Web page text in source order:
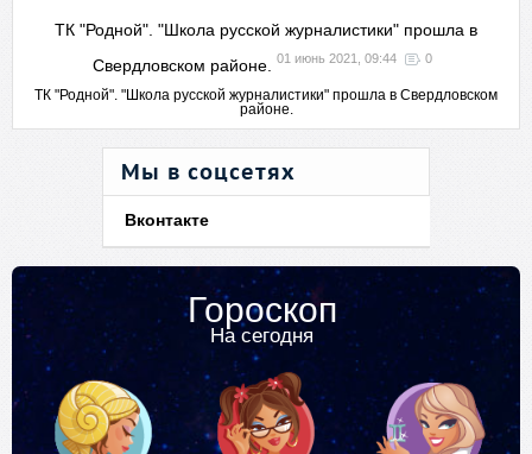
ТК "Родной". "Школа русской журналистики" прошла в
Свердловском районе.
01 июнь 2021, 09:44 0
ТК "Родной". "Школа русской журналистики" прошла в Свердловском
районе.
Мы в соцсетях
Вконтакте
Гороскоп
На сегодня